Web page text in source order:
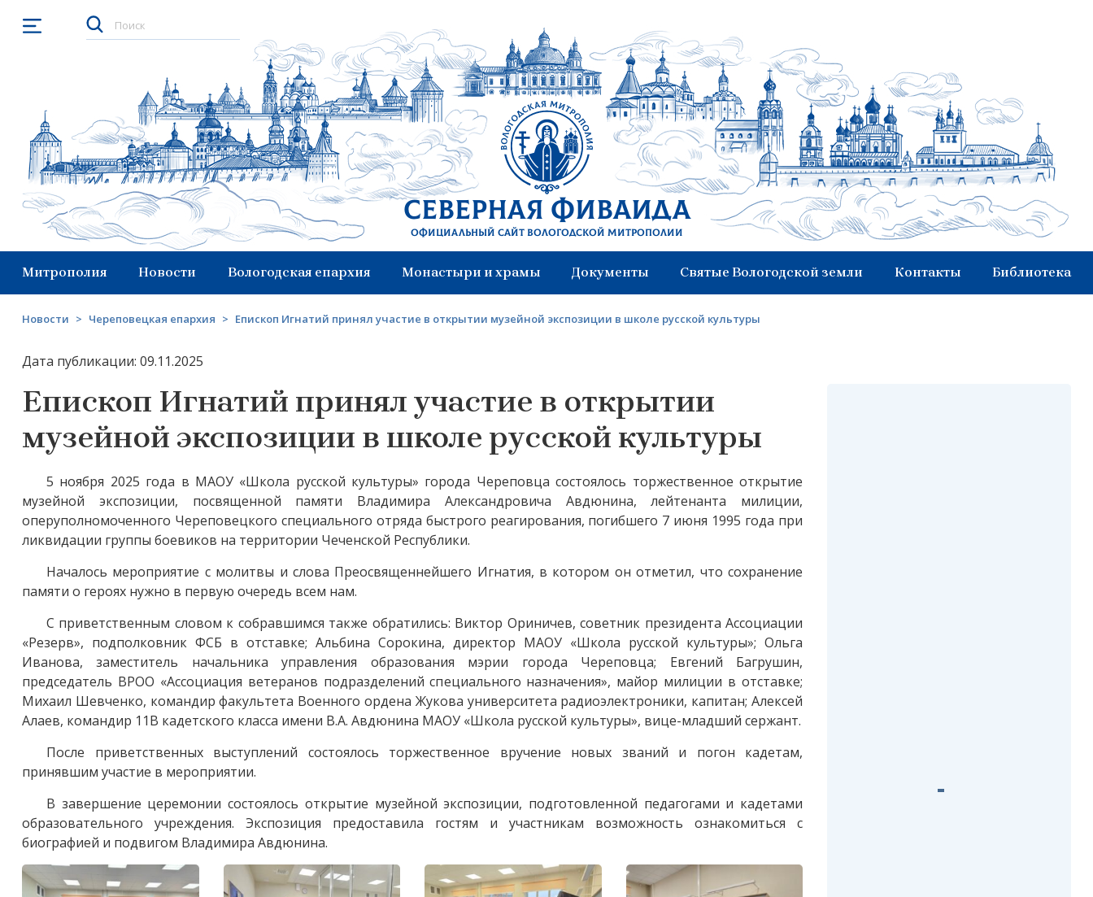
Открыть меню
Северная Фиваида
Официальный сайт Вологодской митрополии
Митрополия Новости Вологодская епархия Монастыри и храмы Документы Святые Вологодской земли Контакты Библиотека
Новости > Череповецкая епархия > Епископ Игнатий принял участие в открытии музейной экспозиции в школе русской культуры
Дата публикации: 09.11.2025
Епископ Игнатий принял участие в открытии
музейной экспозиции в школе русской культуры
5 ноября 2025 года в МАОУ «Школа русской культуры» города Череповца состоялось торжественное открытие
музейной экспозиции, посвященной памяти Владимира Александровича Авдюнина, лейтенанта милиции,
оперуполномоченного Череповецкого специального отряда быстрого реагирования, погибшего 7 июня 1995 года при
ликвидации группы боевиков на территории Чеченской Республики.
Началось мероприятие с молитвы и слова Преосвященнейшего Игнатия, в котором он отметил, что сохранение
памяти о героях нужно в первую очередь всем нам.
С приветственным словом к собравшимся также обратились: Виктор Ориничев, советник президента Ассоциации
«Резерв», подполковник ФСБ в отставке; Альбина Сорокина, директор МАОУ «Школа русской культуры»; Ольга
Иванова, заместитель начальника управления образования мэрии города Череповца; Евгений Багрушин,
председатель ВРОО «Ассоциация ветеранов подразделений специального назначения», майор милиции в отставке;
Михаил Шевченко, командир факультета Военного ордена Жукова университета радиоэлектроники, капитан; Алексей
Алаев, командир 11В кадетского класса имени В.А. Авдюнина МАОУ «Школа русской культуры», вице-младший сержант.
После приветственных выступлений состоялось торжественное вручение новых званий и погон кадетам,
принявшим участие в мероприятии.
В завершение церемонии состоялось открытие музейной экспозиции, подготовленной педагогами и кадетами
образовательного учреждения. Экспозиция предоставила гостям и участникам возможность ознакомиться с
биографией и подвигом Владимира Авдюнина.